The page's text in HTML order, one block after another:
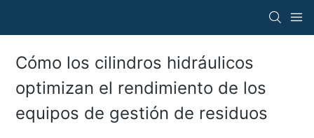
Cómo los cilindros hidráulicos
optimizan el rendimiento de los
equipos de gestión de residuos